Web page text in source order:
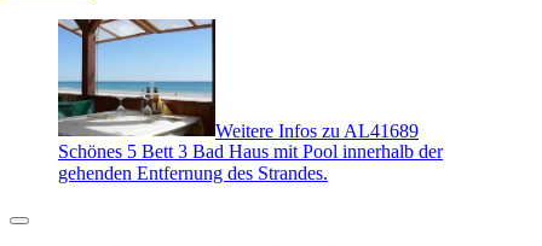
Weitere Infos zu AL41689
Schönes 5 Bett 3 Bad Haus mit Pool innerhalb der
gehenden Entfernung des Strandes.